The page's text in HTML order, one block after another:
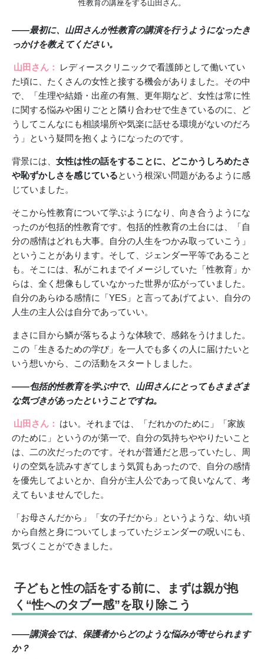
性教育の講座をする山田さん。
――最初に、山田さんが性教育の講演を行うようになったき
っかけを教えてください。
山田さん：
レディースクリニックで看護師として働いてい
た頃に、たくさんの女性と接する機会がありました。その中
で、「生理や結婚・出産の有無、更年期など、女性は常に性
に関する悩みや困りごとと隣り合わせで生きているのに、ど
うしてこんなにも相談場所や気楽に話せる環境がないのだろ
う」という疑問を抱くようになったのです。
背景には、 女性は性の話をすることに、どこかうしろめたさ
や恥ずかしさを感じているという根深い問題があるように感
じていました。
そこから性教育について学ぶようになり、向き合うようにな
ったのが包括的性教育です。包括的性教育の土台には、「自
分の感情はどれも大事。自分の人生をつかみ取っていこう」
ということがあります。そして、ジェンダー平等であること
も。そこには、私がこれまでイメージしていた「性教育」か
らは、全く想像もしていなかった世界が広がっていました。
自分のあらゆる感情に「YES」と言ってあげてよい、自分の
人生の主人公は自分であっていい。
まさに目から鱗が落ちるような体験で、感銘をうけました。
この「生きるための学び」を一人でも多くの人に届けたいと
いう想いから、この活動をスタートしました。
――包括的性教育を学ぶ中で、山田さんにとってもさまざま
な気づきがあったということですね。
山田さん： はい。それまでは、「だれかのために」「家族
のために」というのが第一で、自分の気持ちややりたいこと
は、二の次だったのです。それが普通だと思っていたし、周
りの空気を読みすぎてしまう気質もあったので、自分の感情
を優先してよいとか、自分が主人公であって良いなんて、考
えてもいませんでした。
「お母さんだから」「女の子だから」というような、幼い頃
から自然と身についてしまっていたジェンダーの呪いにも、
気づくことができました。
子どもと性の話をする前に、まずは親が抱
く“性へのタブー感”を取り除こう
――講演会では、保護者からどのような悩みが寄せられます
か？